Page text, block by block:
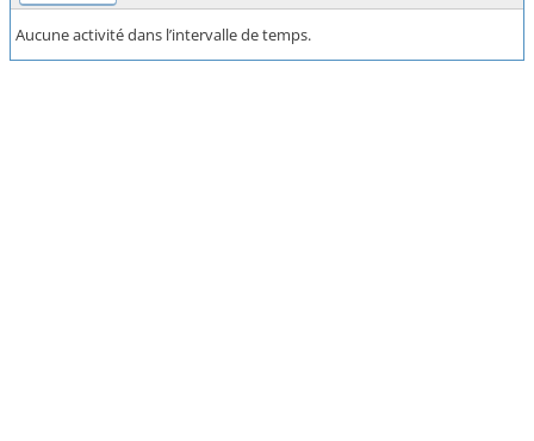
Aucune activité dans l’intervalle de temps.